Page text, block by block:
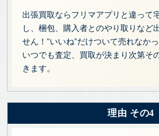
出張買取ならフリマアプリと違って
し、梱包、購入者とのやり取りなど
せん！”いいね”だけついて売れなか
いつでも査定、買取が決まり次第そ
きます。
理由 その4